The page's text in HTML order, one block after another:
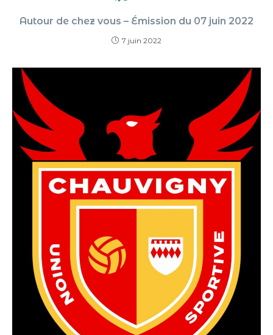
Autour de chez vous – Émission du 07 juin 2022
7 juin 2022